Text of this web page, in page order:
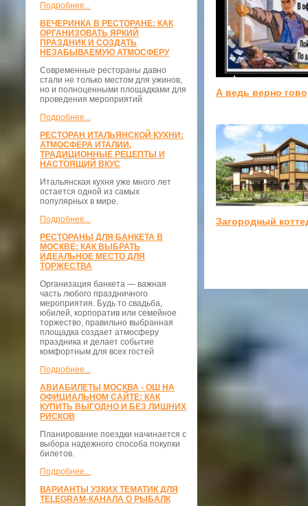
Подробнее...
ВЕЧЕРИНКА В РЕСТОРАНЕ: КАК
ОРГАНИЗОВАТЬ ЯРКИЙ
ПРАЗДНИК И СОЗДАТЬ
НЕЗАБЫВАЕМУЮ АТМОСФЕРУ
Современные рестораны давно
стали не только местом для ужинов,
но и полноценными площадками для
проведения мероприятий
Подробнее...
РЕСТОРАН ИТАЛЬЯНСКОЙ КУХНИ:
АТМОСФЕРА ИТАЛИИ,
ТРАДИЦИОННЫЕ РЕЦЕПТЫ И
НАСТОЯЩИЙ ВКУС
Итальянская кухня уже много лет
остается одной из самых
популярных в мире.
Подробнее...
РЕСТОРАНЫ ДЛЯ БАНКЕТА В
МОСКВЕ: КАК ВЫБРАТЬ
ИДЕАЛЬНОЕ МЕСТО ДЛЯ
ТОРЖЕСТВА
Организация банкета — важная
часть любого праздничного
мероприятия. Будь то свадьба,
юбилей, корпоратив или семейное
торжество, правильно выбранная
площадка создает атмосферу
праздника и делает событие
комфортным для всех гостей
Подробнее...
АВИАБИЛЕТЫ МОСКВА - ОШ НА
ОФИЦИАЛЬНОМ САЙТЕ: КАК
КУПИТЬ ВЫГОДНО И БЕЗ ЛИШНИХ
РИСКОВ
Планирование поездки начинается с
выбора надежного способа покупки
билетов.
Подробнее...
ВАРИАНТЫ УЗКИХ ТЕМАТИК ДЛЯ
TELEGRAM-КАНАЛА О РЫБАЛК
А ведь верно
Загородный